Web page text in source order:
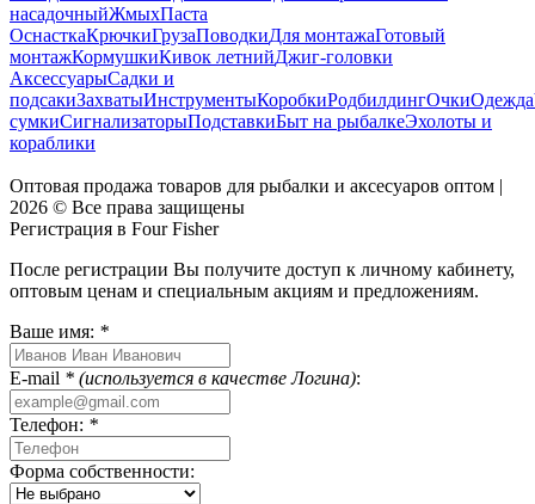
насадочныйЖмыхПаста
ОснасткаКрючкиГрузаПоводкиДля монтажаГотовый
монтажКормушкиКивок летнийДжиг-головки
АксессуарыСадки и
подсакиЗахватыИнструментыКоробкиРодбилдингОчкиОдежда
сумкиСигнализаторыПодставкиБыт на рыбалкеЭхолоты и
кораблики
Оптовая продажа товаров для рыбалки и аксесуаров оптом |
2026 © Все права защищены
Регистрация в Four Fisher
После регистрации Вы получите доступ к личному кабинету,
оптовым ценам и специальным акциям и предложениям.
Ваше имя: *
E-mail * (используется в качестве Логина):
Телефон: *
Форма собственности: